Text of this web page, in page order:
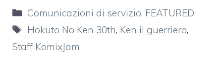
Categorie
Comunicazioni di servizio, FEATURED
Tag
Hokuto No Ken 30th, Ken il guerriero,
Staff KomixJam